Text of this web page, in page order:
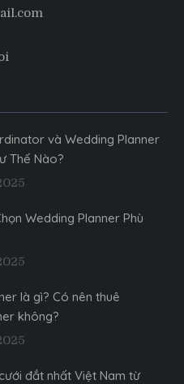
và Wedding Planner
Thế Nào?
Wedding Planner Phù
là gì? Có nên thuê
không?
đắt nhất Việt Nam từ